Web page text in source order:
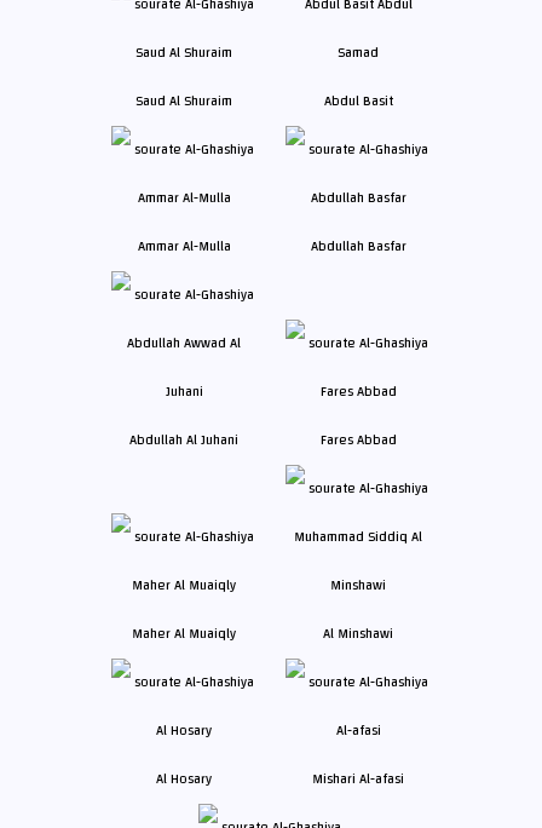
Saud Al Shuraim Abdul Basit
Ammar Al-Mulla Abdullah Basfar
Abdullah Al Juhani Fares Abbad
Maher Al Muaiqly Al Minshawi
Al Hosary Mishari Al-afasi